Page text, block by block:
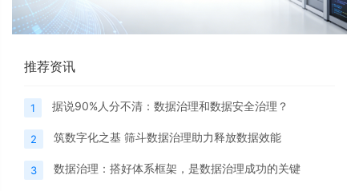
推荐资讯
1 据说90%人分不清：数据治理和数据安全治理？
2 筑数字化之基 筛斗数据治理助力释放数据效能
3 数据治理：搭好体系框架，是数据治理成功的关键